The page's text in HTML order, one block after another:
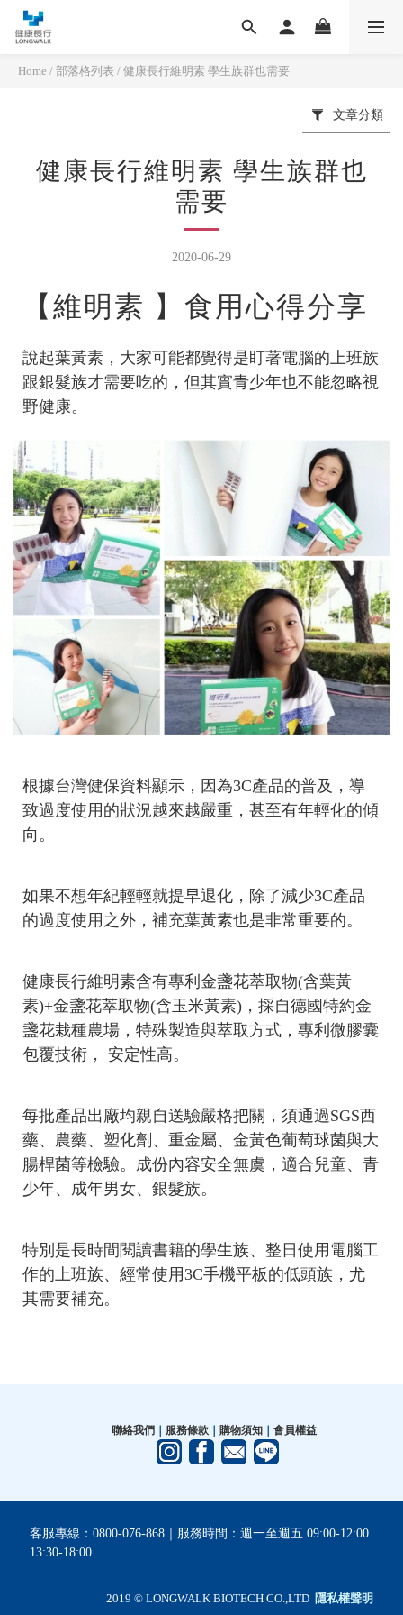
Home / 部落格列表 / 健康長行維明素 學生族群也需要
文章分類
健康長行維明素 學生族群也
需要
2020-06-29
【維明素 】食用心得分享
說起葉黃素，大家可能都覺得是盯著電腦的上班族
跟銀髮族才需要吃的，但其實青少年也不能忽略視
野健康。
根據台灣健保資料顯示， 因為3C產品的普及，導
致過度使用的狀況越來越嚴重，甚至有年輕化的傾
向。
如果不想年紀輕輕就提早退化，除了減少3C產品
的過度使用之外，補充葉黃素也是非常重要的。
健康長行維明素含有專利金盞花萃取物(含葉黃
素)+金盞花萃取物(含玉米黃素)，採自德國特約金
盞花栽種農場，特殊製造與萃取方式，專利微膠囊
包覆技術， 安定性高。
每批產品出廠均親自送驗嚴格把關，須通過SGS西
藥、農藥、塑化劑、重金屬、金黃色葡萄球菌與大
腸桿菌等檢驗。成份內容安全無虞，適合兒童、青
少年、成年男女、銀髮族。
特別是長時間閱讀書籍的學生族、整日使用電腦工
作的上班族、經常使用3C手機平板的低頭族，尤
其需要補充。
聯絡我們 服務條款｜ 購物須知｜ 會員權益
客服專線：0800-076-868｜服務時間：週一至週五 09:00-12:00
13:30-18:00
2019 © LONGWALK BIOTECH CO.,LTD 隱私權聲明